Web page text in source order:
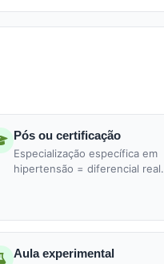
Pós ou certificação
Especialização específica em
hipertensão = diferencial real.
Aula experimental